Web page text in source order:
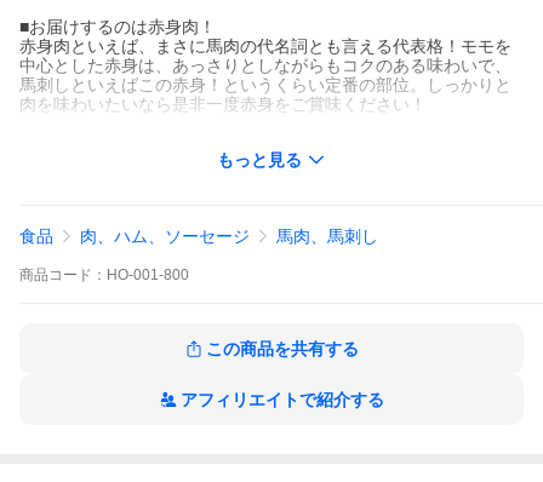
■お届けするのは赤身肉！
赤身肉といえば、まさに馬肉の代名詞とも言える代表格！モモを
中心とした赤身は、あっさりとしながらもコクのある味わいで、
馬刺しといえばこの赤身！というくらい定番の部位。しっかりと
肉を味わいたいなら是非一度赤身をご賞味ください！
馬肉専門工場として社屋を改築。生食用の馬刺しを製造する専用
■超高速冷凍機「ZEROカラ」を使用し馬肉の鮮度、おいしさをそ
ZER0-03超高速凍結機は、超低温の液体に商品を漬け込む事によ
もっと見る
食品 肉、ハム、ソーセージ 馬肉、馬刺し
商品 コード： HO-001-800
この商品を共有する
アフィリエイトで紹介する